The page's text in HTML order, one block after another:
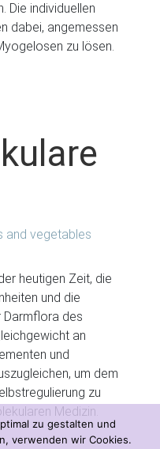
Die individuellen
dabei, angemessen
zu lösen.
heutigen Zeit, die
und die
des
an
und
um dem
zu
Medizin.
zu gestalten und
verwenden wir Cookies.